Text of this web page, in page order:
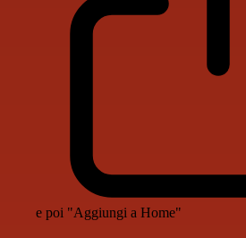
e poi "Aggiungi a Home"